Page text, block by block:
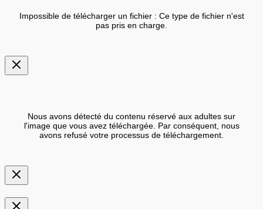
Impossible de télécharger un fichier : Ce type de fichier n'est
pas pris en charge.
Nous avons détecté du contenu réservé aux adultes sur
l'image que vous avez téléchargée. Par conséquent, nous
avons refusé votre processus de téléchargement.